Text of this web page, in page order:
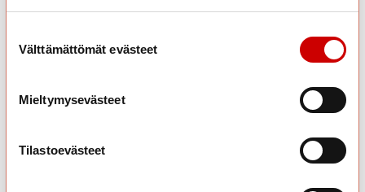
Välttämättömät evästeet
Mieltymysevästeet
Tilastoevästeet
Tuloksesi on:
Arjen mestari – vau! Terveydenlukutaitosi on arjen
supervoima. Olet ratkonut haastavatkin kysymykset selkeällä